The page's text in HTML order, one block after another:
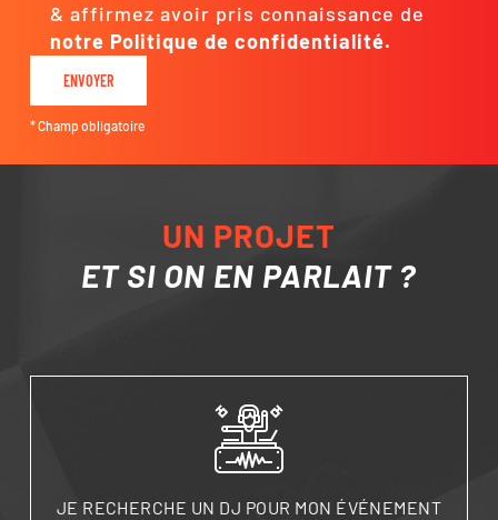
& affirmez avoir pris connaissance de
notre Politique de confidentialité.
* Champ obligatoire
UN PROJET
ET SI ON EN PARLAIT ?
JE RECHERCHE UN DJ POUR MON ÉVÉNEMENT